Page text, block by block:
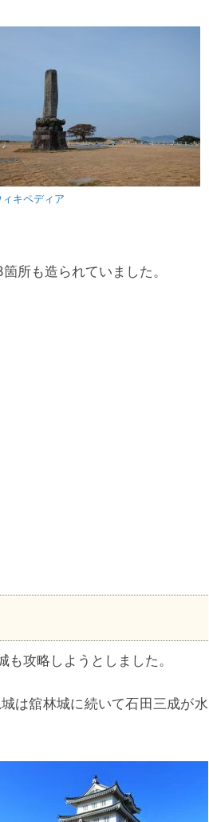
キペディア
所も造られていました。
攻略しようとしました。
は舘林城に続いて石田三成が水